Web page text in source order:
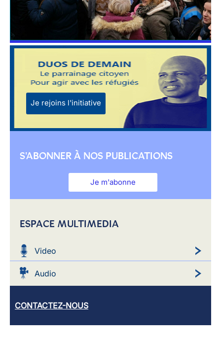
Je rejoins l'initiative
S'ABONNER À NOS PUBLICATIONS
Je m'abonne
ESPACE MULTIMEDIA
Video
Audio
CONTACTEZ-NOUS